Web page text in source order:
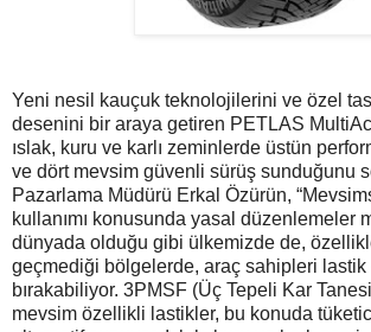
Yeni nesil kauçuk teknolojilerini ve özel
desenini bir araya getiren PETLAS
ıslak, kuru ve karlı zeminlerde üstün
ve dört mevsim güvenli sürüş sunduğunu
Pazarlama Müdürü Erkal Özürün,
kullanımı konusunda yasal düzenlemeler
dünyada olduğu gibi ülkemizde de,
geçmediği bölgelerde, araç sahipleri
bırakabiliyor. 3PMSF (Üç Tepeli Kar
mevsim özellikli lastikler, bu konuda